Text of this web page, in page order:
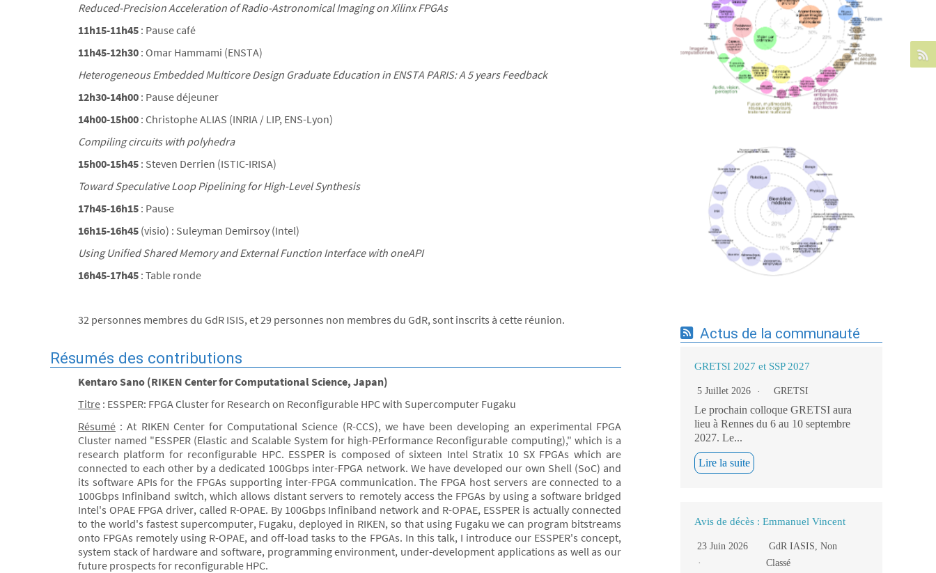
Reduced-Precision Acceleration of Radio-Astronomical Imaging on Xilinx FPGAs
11h15-11h45 : Pause café
11h45-12h30 : Omar Hammami (ENSTA)
Heterogeneous Embedded Multicore Design Graduate Education in ENSTA PARIS: A 5 years Feedback
12h30-14h00 : Pause déjeuner
14h00-15h00 : Christophe ALIAS (INRIA / LIP, ENS-Lyon)
Compiling circuits with polyhedra
15h00-15h45 : Steven Derrien (ISTIC-IRISA)
Toward Speculative Loop Pipelining for High-Level Synthesis
17h45-16h15 : Pause
16h15-16h45 (visio) : Suleyman Demirsoy (Intel)
Using Unified Shared Memory and External Function Interface with oneAPI
16h45-17h45 : Table ronde
32 personnes membres du GdR ISIS, et 29 personnes non membres du GdR, sont inscrits à cette réunion.
Résumés des contributions
Kentaro Sano (RIKEN Center for Computational Science, Japan)
Titre : ESSPER: FPGA Cluster for Research on Reconfigurable HPC with Supercomputer Fugaku
Résumé : At RIKEN Center for Computational Science (R-CCS), we have been developing an experimental FPGA
Cluster named "ESSPER (Elastic and Scalable System for high-PErformance Reconfigurable computing)," which is a
research platform for reconfigurable HPC. ESSPER is composed of sixteen Intel Stratix 10 SX FPGAs which are
connected to each other by a dedicated 100Gbps inter-FPGA network. We have developed our own Shell (SoC) and
its software APIs for the FPGAs supporting inter-FPGA communication. The FPGA host servers are connected to a
100Gbps Infiniband switch, which allows distant servers to remotely access the FPGAs by using a software bridged
Intel's OPAE FPGA driver, called R-OPAE. By 100Gbps Infiniband network and R-OPAE, ESSPER is actually connected
to the world's fastest supercomputer, Fugaku, deployed in RIKEN, so that using Fugaku we can program bitstreams
onto FPGAs remotely using R-OPAE, and off-load tasks to the FPGAs. In this talk, I introduce our ESSPER's concept,
system stack of hardware and software, programming environment, under-development applications as well as our
future prospects for reconfigurable HPC.
Expertises du GdR - cartographie par Axes
- 19/09/2025
Expertises du GdR - cartographie par mots-
clés applicatifs - 19/09/2025
Actus de la communauté
GRETSI 2027 et SSP 2027
5 Juillet 2026 GRETSI
Le prochain colloque GRETSI aura
lieu à Rennes du 6 au 10 septembre
2027. Le...
Lire la suite
Avis de décès : Emmanuel Vincent
23 Juin 2026 GdR IASIS,Non
Classé